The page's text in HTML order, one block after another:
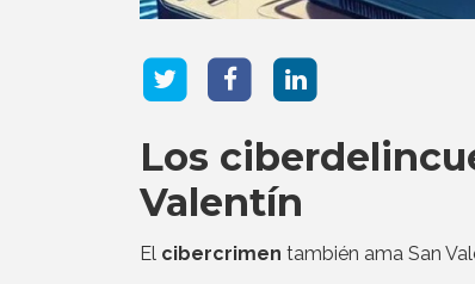
Los
Valentín
El cibercrimen también ama San